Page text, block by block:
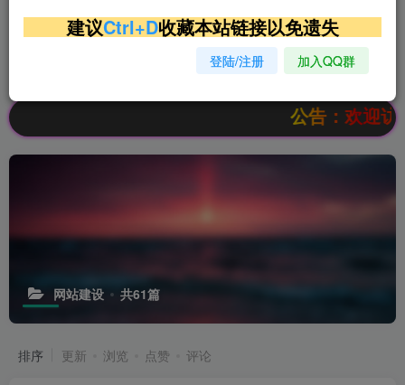
超低价文字广告位招租 超低价文字广告位招租
超低价文字广告位招租
公告：欢迎访问
网站建设 共61篇
排序 更新 浏览 点赞 评论
建议Ctrl+D收藏本站链接以免遗失
登陆/注册 加入QQ群